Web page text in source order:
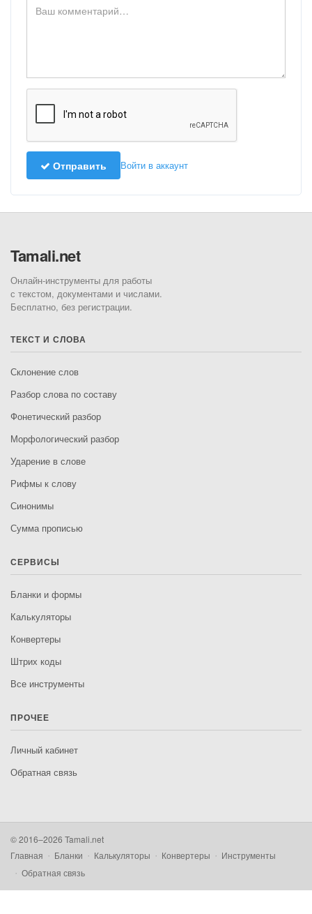
Отправить Войти в аккаунт
Tamali.net
Онлайн-инструменты для работы
с текстом, документами и числами.
Бесплатно, без регистрации.
ТЕКСТ И СЛОВА
Склонение слов
Разбор слова по составу
Фонетический разбор
Морфологический разбор
Ударение в слове
Рифмы к слову
Синонимы
Сумма прописью
СЕРВИСЫ
Бланки и формы
Калькуляторы
Конвертеры
Штрих коды
Все инструменты
ПРОЧЕЕ
Личный кабинет
Обратная связь
© 2016–2026 Tamali.net
Главная
Бланки Калькуляторы Конвертеры
Инструменты
Обратная связь